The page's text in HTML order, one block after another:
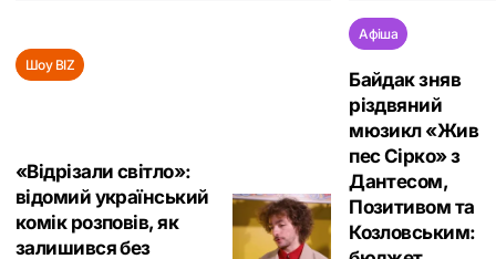
Шоу BIZ
«Відрізали світло»:
відомий український
комік розповів, як
залишився без
Афіша
Байдак зняв
різдвяний
мюзикл «Жив
пес Сірко» з
Дантесом,
Позитивом та
Козловським: